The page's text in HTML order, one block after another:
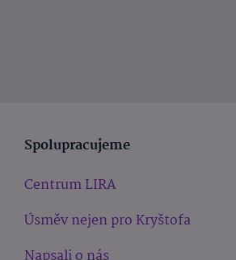
Spolupracujeme
Centrum LIRA
Úsměv nejen pro Kryštofa